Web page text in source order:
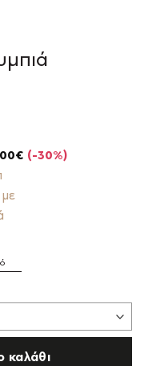
€ (-30%)
καλάθι